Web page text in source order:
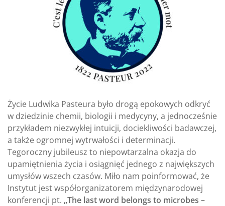
Życie Ludwika Pasteura było drogą epokowych odkryć
w dziedzinie chemii, biologii i medycyny, a jednocześnie
przykładem niezwykłej intuicji, dociekliwości badawczej,
a także ogromnej wytrwałości i determinacji.
Tegoroczny jubileusz to niepowtarzalna okazja do
upamiętnienia życia i osiągnięć jednego z największych
umysłów wszech czasów. Miło nam poinformować, że
Instytut jest współorganizatorem międzynarodowej
konferencji pt. „The last word belongs to microbes –